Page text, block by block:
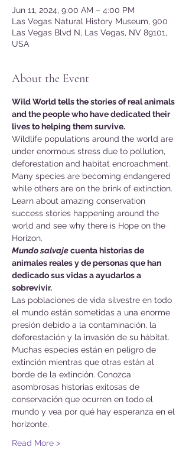
Jun 11, 2024, 9:00 AM – 4:00 PM
Las Vegas Natural History Museum, 900
Las Vegas Blvd N, Las Vegas, NV 89101,
USA
About the Event
Wild World tells the stories of real animals
and the people who have dedicated their
lives to helping them survive.
Wildlife populations around the world are
under enormous stress due to pollution,
deforestation and habitat encroachment.
Many species are becoming endangered
while others are on the brink of extinction.
Learn about amazing conservation
success stories happening around the
world and see why there is Hope on the
Horizon.
Mundo salvaje cuenta historias de
animales reales y de personas que han
dedicado sus vidas a ayudarlos a
sobrevivir.
Las poblaciones de vida silvestre en todo
el mundo están sometidas a una enorme
presión debido a la contaminación, la
deforestación y la invasión de su hábitat.
Muchas especies están en peligro de
extinción mientras que otras están al
borde de la extinción. Conozca
asombrosas historias exitosas de
conservación que ocurren en todo el
mundo y vea por qué hay esperanza en el
horizonte.
Read More >